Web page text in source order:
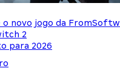
o novo jogo da
2
para 2026